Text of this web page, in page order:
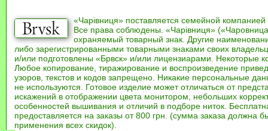
«Чарівниця» поставляется семейной компанией
Все права соблюдены. «Чарівниця»
охраняемый товарный знак. Другие
либо зарегистрированными товарными знаками своих
и/или подготовлены «Брвск» и/или лицензиарами. Некоторые
Любое копирование, тиражирование и воспроизведение
узоров, текстов и кодов запрещено. Никакие персональные
не используются. Готовое изделие может отличаться от
искажений в отображении цвета монитором, небольших
особенностей вышивания и отличий в подборе ниток.
предоставляется на заказы от 800 грн. (сумма заказа должна
применения всех скидок).